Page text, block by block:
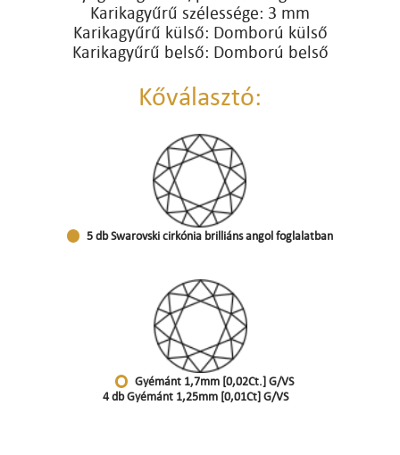
Karikagyűrű szélessége: 3 mm
Karikagyűrű külső: Domború külső
Karikagyűrű belső: Domború belső
Kőválasztó:
5 db Swarovski cirkónia brilliáns angol foglalatban
Gyémánt 1,7mm [0,02Ct.] G/VS
4 db Gyémánt 1,25mm [0,01Ct] G/VS